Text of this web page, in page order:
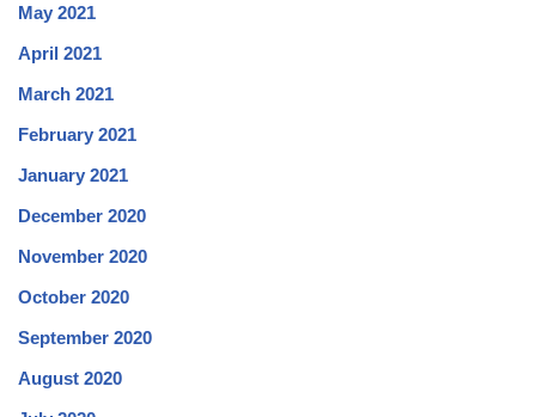
May 2021
April 2021
March 2021
February 2021
January 2021
December 2020
November 2020
October 2020
September 2020
August 2020